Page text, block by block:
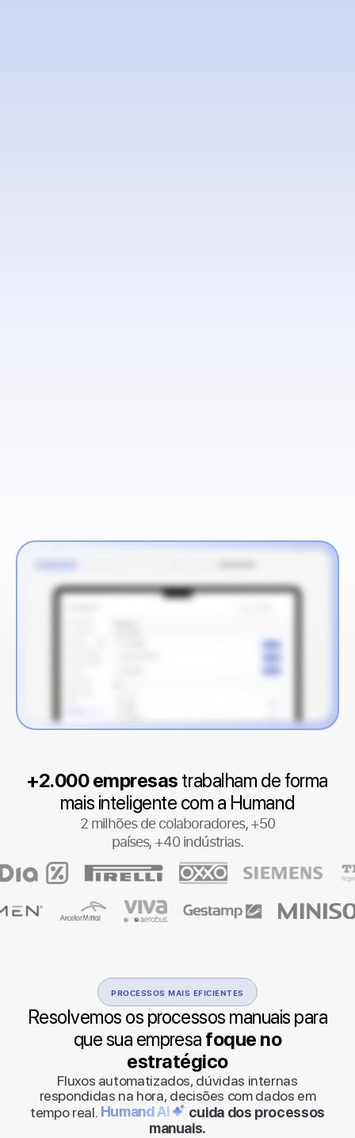
+2.000 empresas trabalham de forma
mais inteligente com a Humand
2 milhões de colaboradores, +50
países, +40 indústrias.
PROCESSOS MAIS EFICIENTES
Resolvemos os processos manuais para
que sua empresa foque no
estratégico
Fluxos automatizados, dúvidas internas
respondidas na hora, decisões com dados em
tempo real. Humand AI
cuida dos processos
manuais.